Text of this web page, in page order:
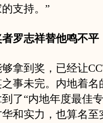
支持。”
罗志祥替他鸣不平
拿到奖，已经让
事未完。内地着名
了“内地年度最佳
和实力，也算名至